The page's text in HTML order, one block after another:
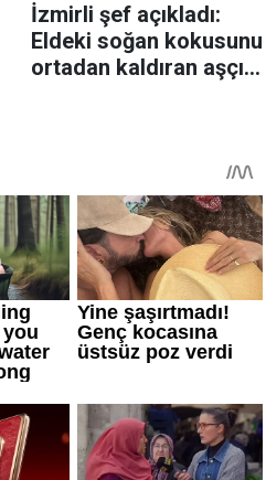
İzmirli şef açıkladı:
Eldeki soğan kokusunu
ortadan kaldıran aşçı